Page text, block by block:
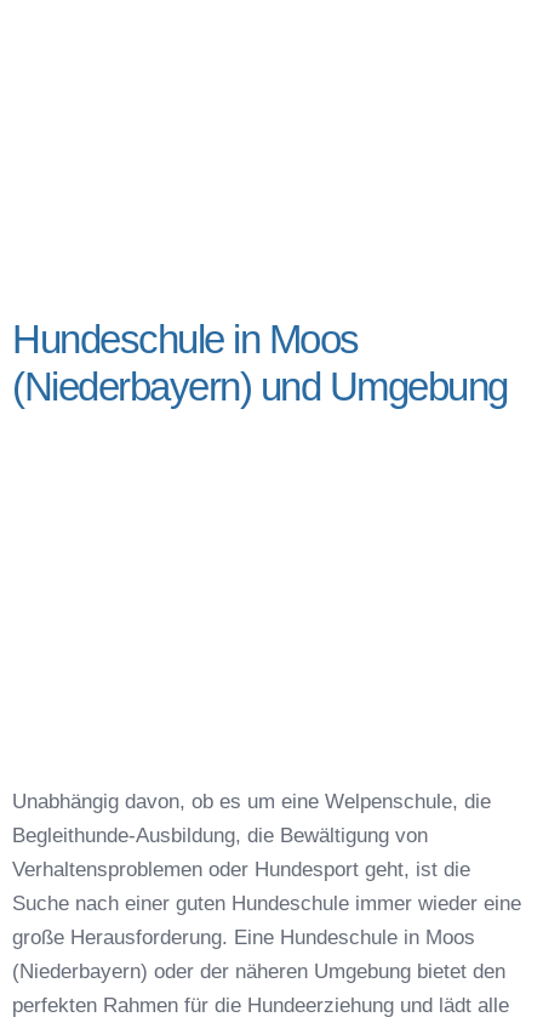
Hundeschule in Moos
(Niederbayern) und Umgebung
Unabhängig davon, ob es um eine Welpenschule, die
Begleithunde-Ausbildung, die Bewältigung von
Verhaltensproblemen oder Hundesport geht, ist die
Suche nach einer guten Hundeschule immer wieder eine
große Herausforderung. Eine Hundeschule in Moos
(Niederbayern) oder der näheren Umgebung bietet den
perfekten Rahmen für die Hundeerziehung und lädt alle